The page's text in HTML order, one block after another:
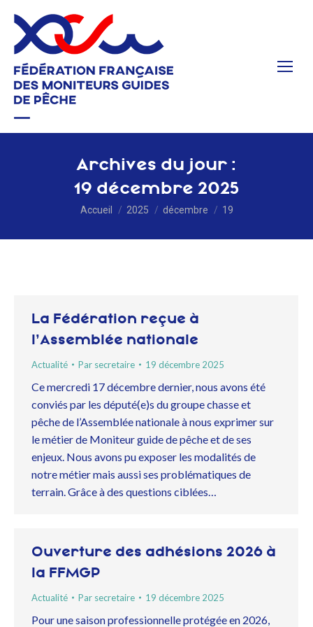
Archives du jour :
19 décembre 2025
Vous êtes ici :
Accueil 2025 décembre 19
La Fédération reçue à
l’Assemblée nationale
Actualité Par secretaire 19 décembre 2025
Ce mercredi 17 décembre dernier, nous avons été
conviés par les député(e)s du groupe chasse et
pêche de l’Assemblée nationale à nous exprimer sur
le métier de Moniteur guide de pêche et de ses
enjeux. Nous avons pu exposer les modalités de
notre métier mais aussi ses problématiques de
terrain. Grâce à des questions ciblées…
Ouverture des adhésions 2026 à
la FFMGP
Actualité Par secretaire 19 décembre 2025
Pour une saison professionnelle protégée en 2026,